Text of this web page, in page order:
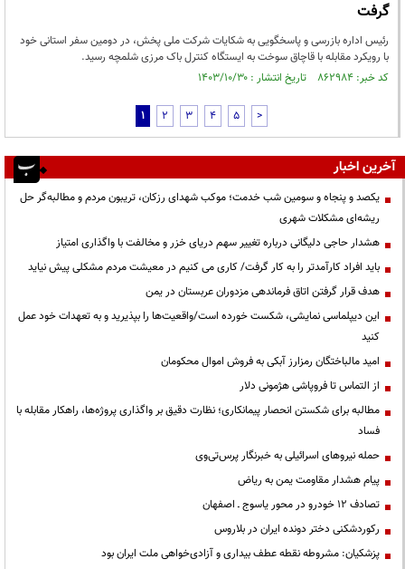
گرفت
رئیس اداره بازرسی و پاسخگویی به شکایات شرکت ملی پخش، در دومین سفر استانی خود
با رویکرد مقابله با قاچاق سوخت به ایستگاه کنترل باک مرزی شلمچه رسید.
کد خبر: ۸۶۲۹۸۴ تاریخ انتشار : ۱۴۰۳/۱۰/۳۰
1 2 3 4 5 >
آخرین اخبار
یکصد و پنجاه و سومین شب خدمت؛ موکب شهدای رزکان، تریبون مردم و مطالبه‌گر حل
ریشه‌ای مشکلات شهری
هشدار حاجی دلیگانی درباره تغییر سهم دریای خزر و مخالفت با واگذاری امتیاز
باید افراد کارآمدتر را به کار گرفت/ کاری می کنیم در معیشت مردم مشکلی پیش نیاید
هدف قرار گرفتن اتاق‌ فرماندهی مزدوران عربستان در یمن
این دیپلماسی نمایشی، شکست خورده است/واقعیت‌ها را بپذیرید و به تعهدات خود عمل
کنید
امید مالباختگان رمزارز آبکی به فروش اموال محکومان
از التماس تا فروپاشی هژمونی دلار
مطالبه برای شکستن انحصار پیمانکاری؛ نظارت دقیق بر واگذاری پروژه‌ها، راهکار مقابله با
فساد
حمله نیروهای اسرائیلی به خبرنگار پرس‌تی‌وی
پیام هشدار مقاومت یمن به ریاض
تصادف ۱۲ خودرو در محور یاسوج ـ اصفهان
رکوردشکنی دختر دونده ایران در بلاروس
پزشکیان: مشروطه نقطه عطف بیداری و آزادی‌خواهی ملت ایران بود